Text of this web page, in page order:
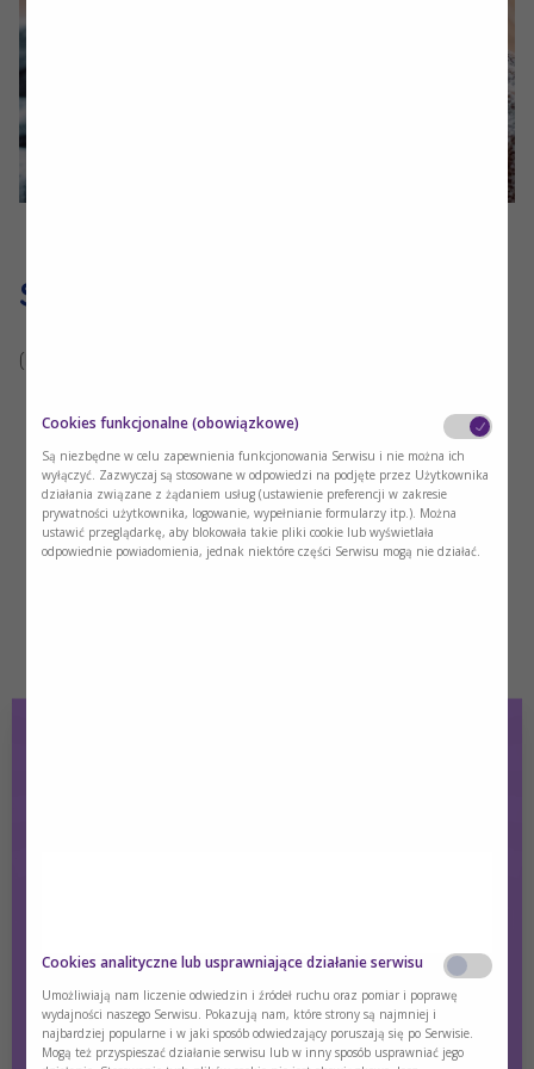
Składniki:
(liczba porcji: 2)
Nutridrink Protein 125ml o smaku waniliowym (½ szt.),
mleko bez laktozy (50ml),
drożdże (12g),
mąka pszenna (170g),
wymieszać. Znów zostawić w ciepłym miejscu do
wyrośnięcia.
W międzyczasie utrzeć żółtka z cukrem na gładką masę i
dodać do zaczynu. Dobrze wymieszać.
Czy jesteś osobą posiadającą kwalifikacje z
Cookies funkcjonalne (obowiązkowe)
Są niezbędne w celu zapewnienia funkcjonowania Serwisu i nie można ich
wyłączyć. Zazwyczaj są stosowane w odpowiedzi na podjęte przez Użytkownika
działania związane z żądaniem usług (ustawienie preferencji w zakresie
prywatności użytkownika, logowanie, wypełnianie formularzy itp.). Można
ustawić przeglądarkę, aby blokowała takie pliki cookie lub wyświetlała
odpowiednie powiadomienia, jednak niektóre części Serwisu mogą nie działać.
Cookies analityczne lub usprawniające działanie serwisu
Umożliwiają nam liczenie odwiedzin i źródeł ruchu oraz pomiar i poprawę
wydajności naszego Serwisu. Pokazują nam, które strony są najmniej i
najbardziej popularne i w jaki sposób odwiedzający poruszają się po Serwisie.
Mogą też przyspieszać działanie serwisu lub w inny sposób usprawniać jego